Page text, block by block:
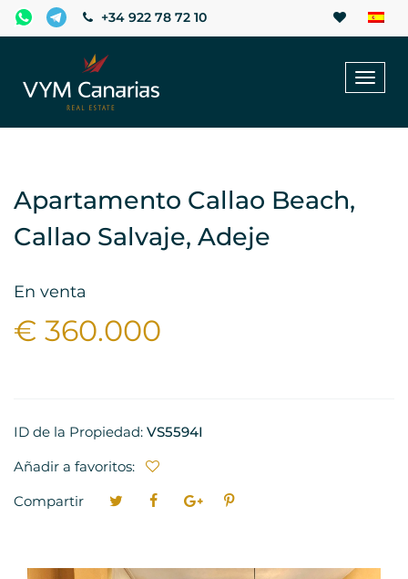
+34 922 78 72 10
Apartamento Callao Beach,
Callao Salvaje, Adeje
En venta
€ 360.000
ID de la Propiedad: VS5594I
Añadir a favoritos:
Compartir